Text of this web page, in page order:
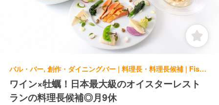
バル・バー, 創作・ダイニングバー | 料理長・料理長候補 | Fish ＆ Oysterbar 西武渋谷店
ワイン×牡蠣！日本最大級のオイスターレスト
ランの料理長候補◎月9休